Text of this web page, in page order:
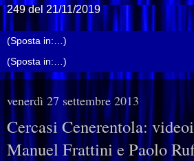
249 del 21/11/2019
venerdì 27 settembre 2013
Cercasi Cenerentola:
Manuel Frattini e Paolo